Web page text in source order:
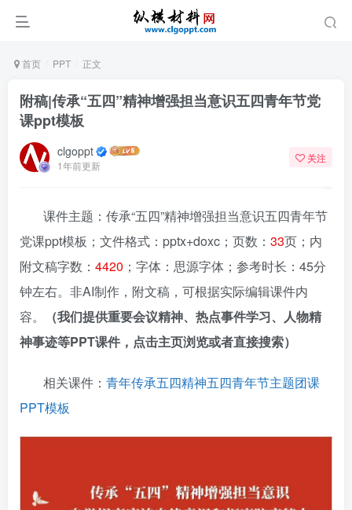
首页 PPT 正文
附稿|传承“五四”精神增强担当意识五四青年节党
课ppt模板
clgoppt
1年前更新
关注
课件主题：传承“五四”精神增强担当意识五四青年节
党课ppt模板；文件格式：pptx+doxc；页数： 33页；内
附文稿字数： 4420 ；字体：思源字体；参考时长：45分
钟左右。非AI制作，附文稿，可根据实际编辑课件内
容。
（我们提供重要会议精神、热点事件学习、人物精
神事迹等PPT课件，点击主页浏览或者直接搜索）
相关课件： 青年传承五四精神五四青年节主题团课
PPT模板